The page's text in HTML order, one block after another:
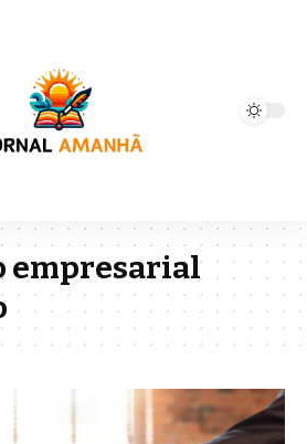
empresarial